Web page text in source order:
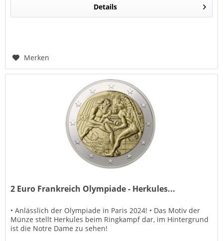
Details
Merken
2 Euro Frankreich Olympiade - Herkules...
• Anlässlich der Olympiade in Paris 2024! • Das Motiv der
Münze stellt Herkules beim Ringkampf dar, im Hintergrund
ist die Notre Dame zu sehen!